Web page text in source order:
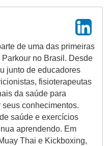
de uma das primeiras
no Brasil. Desde
junto de educadores
fisioterapeutas
da saúde para
seus conhecimentos.
saúde e exercícios
aprendendo. Em
Thai e Kickboxing,